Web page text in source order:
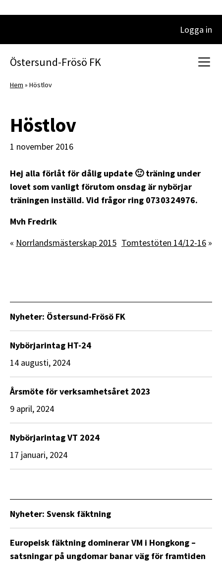
Huvudnavigering
Logga in
Östersund-Frösö FK
Hem » Höstlov
Höstlov
1 november 2016
Hej alla förlåt för dålig update 🙂 träning under
lovet som vanligt förutom onsdag är nybörjar
träningen inställd. Vid frågor ring 0730324976.
Mvh Fredrik
« Norrlandsmästerskap 2015 Tomtestöten 14/12-16 »
Nyheter: Östersund-Frösö FK
Nybörjarintag HT-24
14 augusti, 2024
Årsmöte för verksamhetsåret 2023
9 april, 2024
Nybörjarintag VT 2024
17 januari, 2024
Nyheter: Svensk fäktning
Europeisk fäktning dominerar VM i Hongkong –
satsningar på ungdomar banar väg för framtiden